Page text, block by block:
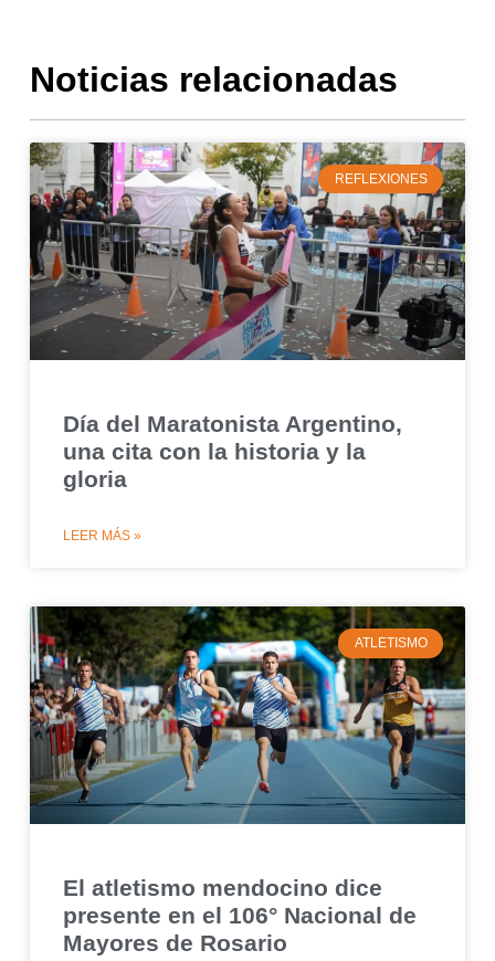
Noticias relacionadas
REFLEXIONES
Día del Maratonista Argentino,
una cita con la historia y la
gloria
LEER MÁS »
ATLETISMO
El atletismo mendocino dice
presente en el 106° Nacional de
Mayores de Rosario